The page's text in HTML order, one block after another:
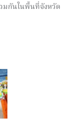
มกันในพื้นที่จังหวัด